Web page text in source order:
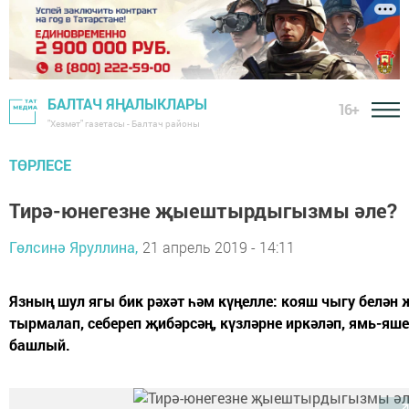
БАЛТАЧ ЯҢАЛЫКЛАРЫ
"Хезмәт" газетасы - Балтач районы
16+
ТӨРЛЕСЕ
Тирә-юнегезне җыештырдыгызмы әле?
Гөлсинә Яруллина, 21 апрель 2019 - 14:11
Язның шул ягы бик рәхәт һәм күңелле: кояш чыгу белән
тырмалап, себереп җибәрсәң, күзләрне иркәләп, ямь-
башлый.